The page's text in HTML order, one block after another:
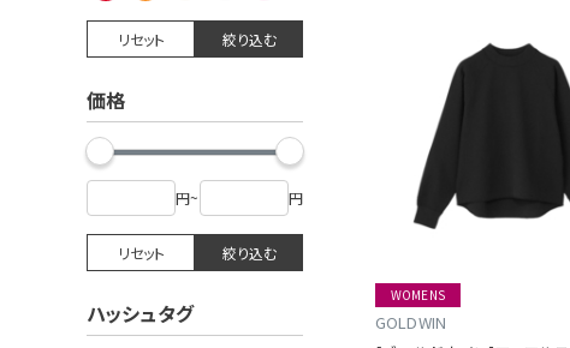
リセット 絞り込む
価格
円~ 円
リセット 絞り込む
ハッシュタグ
WOMENS
GOLDWIN